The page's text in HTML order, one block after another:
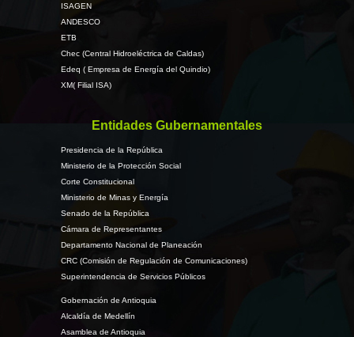
ISAGEN
ANDESCO
ETB
Chec (Central Hidroeléctrica de Caldas)
Edeq ( Empresa de Energía del Quindio)
XM( Filial ISA)
Entidades Gubernamentales
Presidencia de la República
Ministerio de la Protección Social
Corte Constitucional
Ministerio de Minas y Energía
Senado de la República
Cámara de Representantes
Departamento Nacional de Planeación
CRC (Comisión de Regulación de Comunicaciones)
Superintendencia de Servicios Públicos
Gobernación de Antioquia
Alcaldía de Medellín
Asamblea de Antioquia